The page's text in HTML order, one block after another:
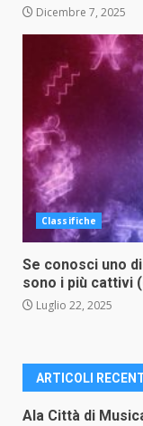
Dicembre 7, 2025
Classifiche
Se conosci uno
sono i più cattivi
Luglio 22, 2025
ARTICOLI
Ala Città di